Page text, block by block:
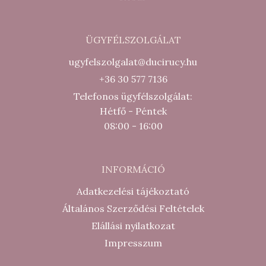
ÜGYFÉLSZOLGÁLAT
ugyfelszolgalat@ducirucy.hu
+36 30 577 7136
Telefonos ügyfélszolgálat:
Hétfő - Péntek
08:00 - 16:00
INFORMÁCIÓ
Adatkezelési tájékoztató
Általános Szerződési Feltételek
Elállási nyilatkozat
Impresszum